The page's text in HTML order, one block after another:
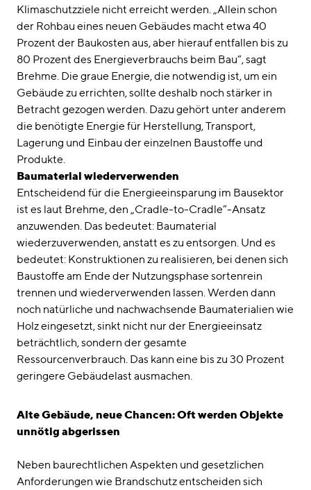
Klimaschutzziele nicht erreicht werden. „Allein schon
der Rohbau eines neuen Gebäudes macht etwa 40
Prozent der Baukosten aus, aber hierauf entfallen bis zu
80 Prozent des Energieverbrauchs beim Bau“, sagt
Brehme. Die graue Energie, die notwendig ist, um ein
Gebäude zu errichten, sollte deshalb noch stärker in
Betracht gezogen werden. Dazu gehört unter anderem
die benötigte Energie für Herstellung, Transport,
Lagerung und Einbau der einzelnen Baustoffe und
Produkte.
Baumaterial wiederverwenden
Entscheidend für die Energieeinsparung im Bausektor
ist es laut Brehme, den „Cradle-to-Cradle”-Ansatz
anzuwenden. Das bedeutet: Baumaterial
wiederzuverwenden, anstatt es zu entsorgen. Und es
bedeutet: Konstruktionen zu realisieren, bei denen sich
Baustoffe am Ende der Nutzungsphase sortenrein
trennen und wiederverwenden lassen. Werden dann
noch natürliche und nachwachsende Baumaterialien wie
Holz eingesetzt, sinkt nicht nur der Energieeinsatz
beträchtlich, sondern der gesamte
Ressourcenverbrauch. Das kann eine bis zu 30 Prozent
geringere Gebäudelast ausmachen.
Alte Gebäude, neue Chancen: Oft werden Objekte
unnötig abgerissen
Neben baurechtlichen Aspekten und gesetzlichen
Anforderungen wie Brandschutz entscheiden sich